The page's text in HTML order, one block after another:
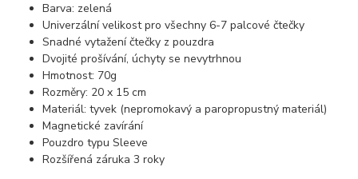
Barva: zelená
Univerzální velikost pro všechny 6-7 palcové čtečky
Snadné vytažení čtečky z pouzdra
Dvojité prošívání, úchyty se nevytrhnou
Hmotnost: 70g
Rozměry: 20 x 15 cm
Materiál: tyvek (nepromokavý a paropropustný materiál)
Magnetické zavírání
Pouzdro typu Sleeve
Rozšířená záruka 3 roky